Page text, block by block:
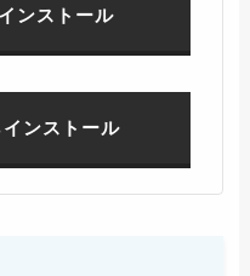
ンストール
ンストール